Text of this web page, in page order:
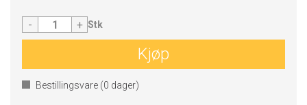
- + Stk
Kjøp
Bestillingsvare (0 dager)